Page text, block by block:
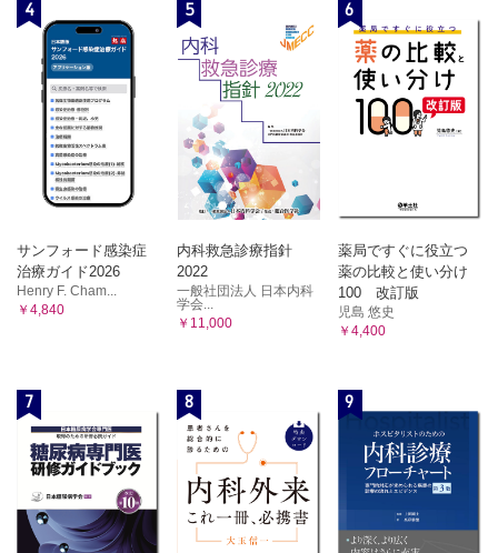
4
サンフォード感染症
治療ガイド2026
Henry F. Cham...
￥4,840
5
内科救急診療指針
2022
一般社団法人 日本内科
学会...
￥11,000
6
薬局ですぐに役立つ
薬の比較と使い分け
100 改訂版
児島 悠史
￥4,400
7 8 9